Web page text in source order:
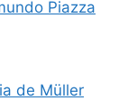
Piazza
de Müller